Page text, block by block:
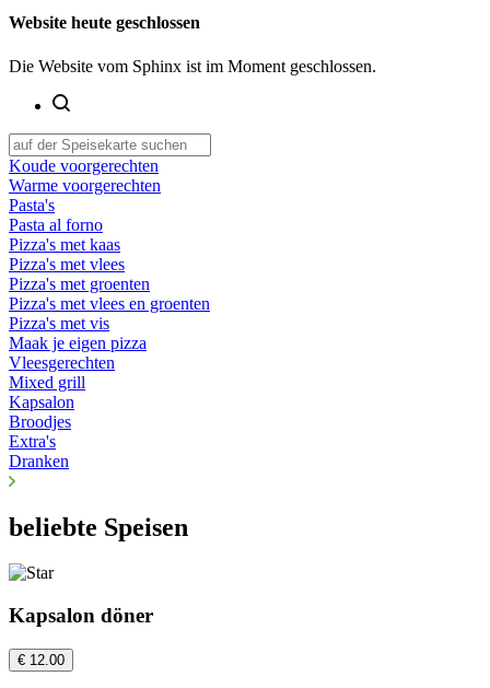
Website heute geschlossen
Die Website vom Sphinx ist im Moment geschlossen.
Koude voorgerechten
Warme voorgerechten
Pasta's
Pasta al forno
Pizza's met kaas
Pizza's met vlees
Pizza's met groenten
Pizza's met vlees en groenten
Pizza's met vis
Maak je eigen pizza
Vleesgerechten
Mixed grill
Kapsalon
Broodjes
Extra's
Dranken
beliebte Speisen
Kapsalon döner
€ 12.00